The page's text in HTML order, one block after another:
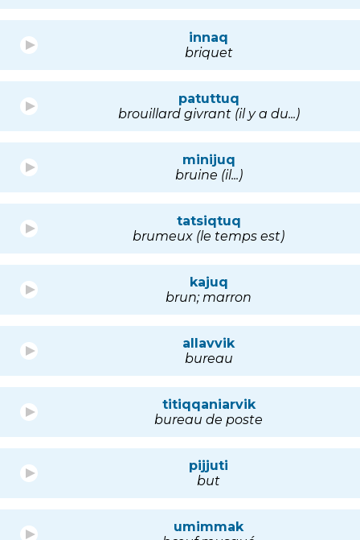
innaq
briquet
patuttuq
brouillard givrant (il y a du...)
minijuq
bruine (il...)
tatsiqtuq
brumeux (le temps est)
kajuq
brun; marron
allavvik
bureau
titiqqaniarvik
bureau de poste
pijjuti
but
umimmak